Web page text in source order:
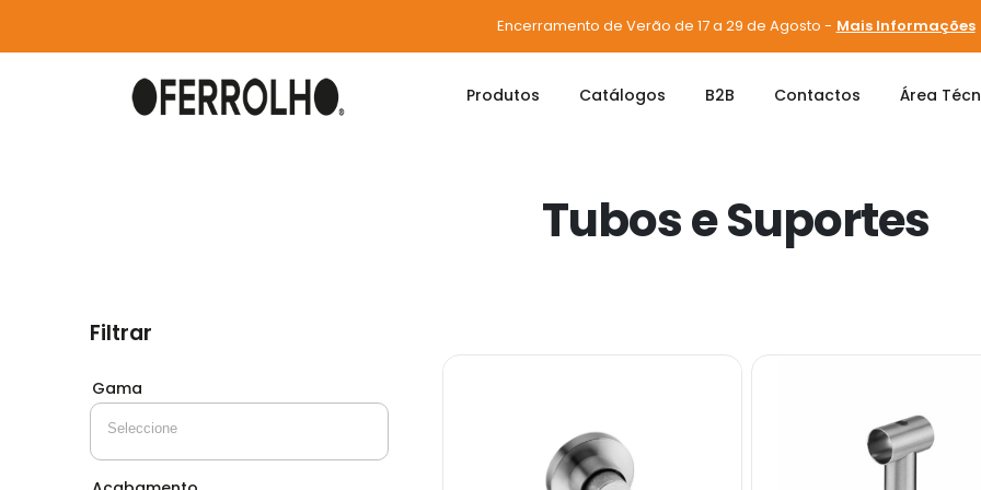
Encerramento de Verão de 17 a 29 de Agosto - Mais Informações
Produtos Catálogos B2B Contactos Área
Home Produtos Fenólico
Tubos e Suportes
Filtrar
Gama